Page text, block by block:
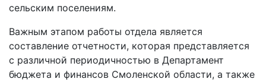
сельским поселениям.
Важным этапом работы отдела является
составление отчетности, которая представляется
с различной периодичностью в Департамент
бюджета и финансов Смоленской области, а также